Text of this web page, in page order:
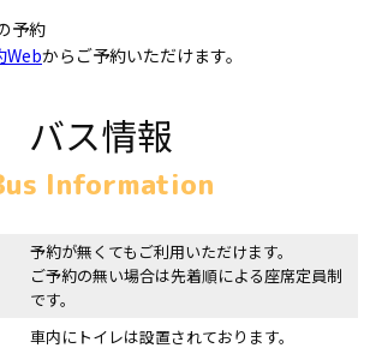
予約
Webからご予約いただけます。
バス情報
Information
予約が無くてもご利用いただけます。
ご予約の無い場合は先着順による座席定員制
です。
車内にトイレは設置されております。